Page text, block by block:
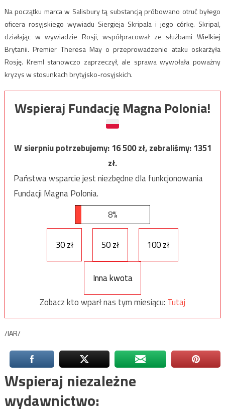
Na początku marca w Salisbury tą substancją próbowano otruć byłego
oficera rosyjskiego wywiadu Siergieja Skripala i jego córkę. Skripal,
działając w wywiadzie Rosji, współpracował ze służbami Wielkiej
Brytanii. Premier Theresa May o przeprowadzenie ataku oskarżyła
Rosję. Kreml stanowczo zaprzeczył, ale sprawa wywołała poważny
kryzys w stosunkach brytyjsko-rosyjskich.
Wspieraj Fundację Magna Polonia!
W sierpniu potrzebujemy:16 500zł, zebraliśmy:1351
zł.
Państwa wsparcie jest niezbędne dla funkcjonowania
Fundacji Magna Polonia.
8%
30 zł 50 zł 100 zł
Inna kwota
Zobacz kto wparł nas tym miesiącu: Tutaj
/IAR/
Wspieraj niezależne
wydawnictwo: